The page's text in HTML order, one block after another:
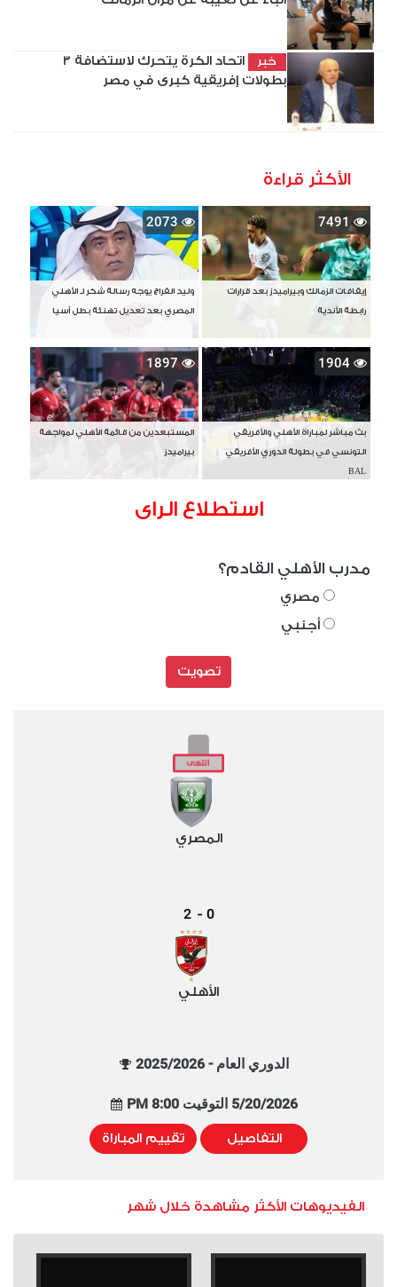
خبر
اتحاد الكرة يتحرك لاستضافة 3
بطولات إفريقية كبرى في مصر
الأكثر قراءة
7491
إيقافات الزمالك وبيراميدز بعد قرارات
رابطة الأندية
2073
وليد الفراج يوجه رسالة شكر لـ الأهلي
المصري بعد تعديل تهنئة بطل آسيا
1904
بث مباشر لمباراة الأهلي والأفريقي
التونسي في بطولة الدوري الأفريقي
BAL
1897
المستبعدين من قائمة الأهلي لمواجهة
بيراميدز
استطلاع الراى
مدرب الأهلي القادم؟
مصري
أجنبي
تصويت
المصري
0
-
2
الأهلي
الدوري العام - 2025/2026
5/20/2026 التوقيت 8:00 PM
التفاصيل تقييم المباراة
الفيديوهات الأكثر مشاهدة خلال شهر